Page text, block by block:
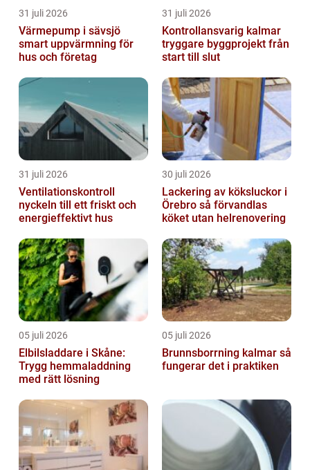
31 juli 2026
Värmepump i sävsjö
smart uppvärmning för
hus och företag
31 juli 2026
Kontrollansvarig kalmar
tryggare byggprojekt från
start till slut
31 juli 2026
Ventilationskontroll
nyckeln till ett friskt och
energieffektivt hus
30 juli 2026
Lackering av köksluckor i
Örebro så förvandlas
köket utan helrenovering
05 juli 2026
Elbilsladdare i Skåne:
Trygg hemmaladdning
med rätt lösning
05 juli 2026
Brunnsborrning kalmar så
fungerar det i praktiken